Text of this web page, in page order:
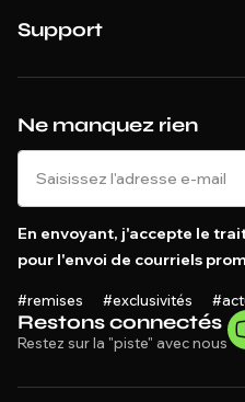
Restons connectés
Restez sur la "piste" avec nous
Ne manquez rien
En envoyant, j'accepte le
pour l'envoi de courriels
#remises #exclusivités
Support